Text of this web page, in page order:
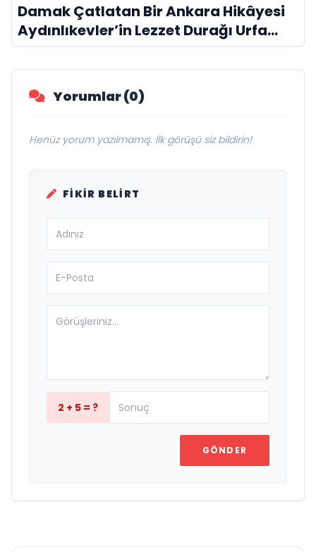
Damak Çatlatan Bir Ankara Hikâyesi
Aydınlıkevler’in Lezzet Durağı Urfa
Damak
Yorumlar (0)
Henüz yorum yazılmamış. İlk görüşü siz bildirin!
FIKIR BELIRT
2 + 5 = ?
GÖNDER